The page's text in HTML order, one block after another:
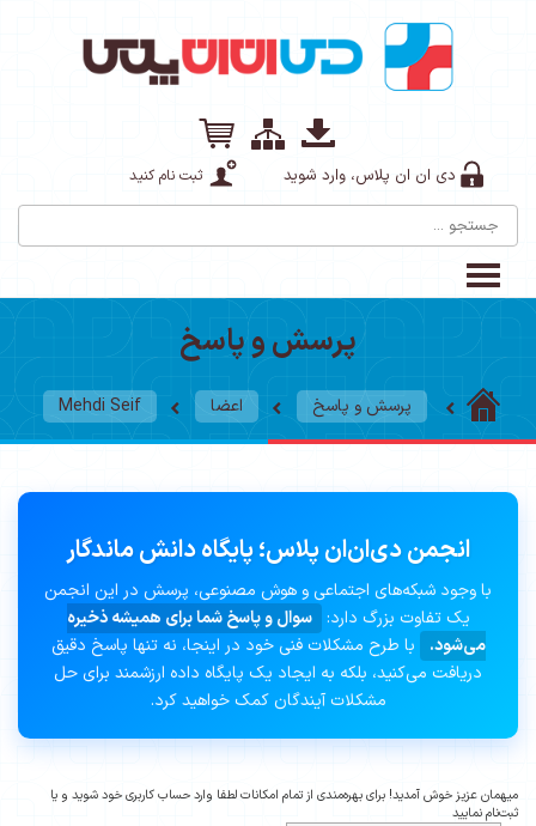
دی ان ان پلاس، وارد شوید ثبت نام کنید
پرسش و پاسخ
پرسش و پاسخ اعضا Mehdi Seif
انجمن دی‌ان‌ان پلاس؛ پایگاه دانش ماندگار
با وجود شبکه‌های اجتماعی و هوش مصنوعی، پرسش در این انجمن
یک تفاوت بزرگ دارد: سوال و پاسخ شما برای همیشه ذخیره
می‌شود.
با طرح مشکلات فنی خود در اینجا، نه تنها پاسخ دقیق
دریافت می‌کنید، بلکه به ایجاد یک پایگاه داده ارزشمند برای حل
مشکلات آیندگان کمک خواهید کرد.
میهمان عزیز خوش آمدید! برای بهره‌مندی از تمام امکانات لطفا وارد حساب کاربری خود شوید و یا
ثبت‌نام نمایید